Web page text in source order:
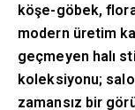
köşe-göbek,
modern üretim
geçmeyen halı
koleksiyonu;
zamansız bir